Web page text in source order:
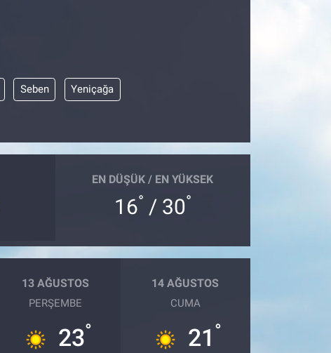
Seben Yeniçağa
EN DÜŞÜK / EN YÜKSEK
16° / 30°
13 AĞUSTOS
PERŞEMBE
23°
14 AĞUSTOS
CUMA
21 °